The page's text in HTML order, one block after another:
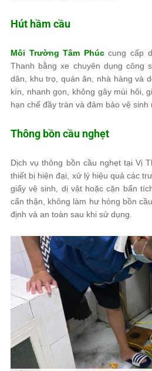
Hút hầm cầu
Môi Trường Tâm Phúccung cấp
Thanh bằng xe chuyên dụng công
dân, khu trọ, quán ăn, nhà hàng và
kín, nhanh gọn, không gây mùi hôi,
hạn chế đầy tràn và đảm bảo vệ sinh
Thông bồn cầu nghẹt
Dịch vụ thông bồn cầu nghẹt tại Vị
thiết bị hiện đại, xử lý hiệu quả các
giấy vệ sinh, dị vật hoặc cặn bẩn
cẩn thận, không làm hư hỏng bồn
định và an toàn sau khi sử dụng.